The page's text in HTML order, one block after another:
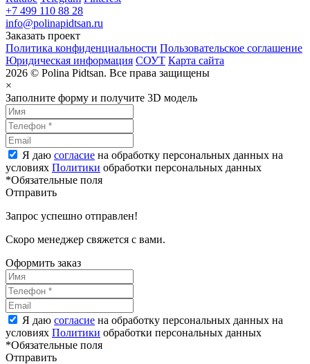
+7 499 110 88 28
info@polinapidtsan.ru
Заказать проект
Политика конфиденциальности Пользовательское соглашение
Юридическая информация СОУТ Карта сайта
2026 © Polina Pidtsan. Все права защищены
×
Заполните форму и получите 3D модель
Я даю согласие на обработку персональных данных на
условиях Политики обработки персональных данных
*Обязательные поля
Отправить
Запрос успешно отправлен!
Скоро менеджер свяжется с вами.
Оформить заказ
Я даю согласие на обработку персональных данных на
условиях Политики обработки персональных данных
*Обязательные поля
Отправить